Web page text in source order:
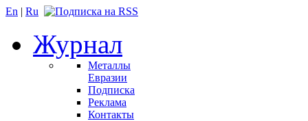
En | Ru
Журнал
Металлы
Евразии
Подписка
Реклама
Контакты